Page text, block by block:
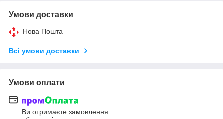
Умови доставки
Нова Пошта
Всі умови доставки
Умови оплати
Ви отримаєте замовлення